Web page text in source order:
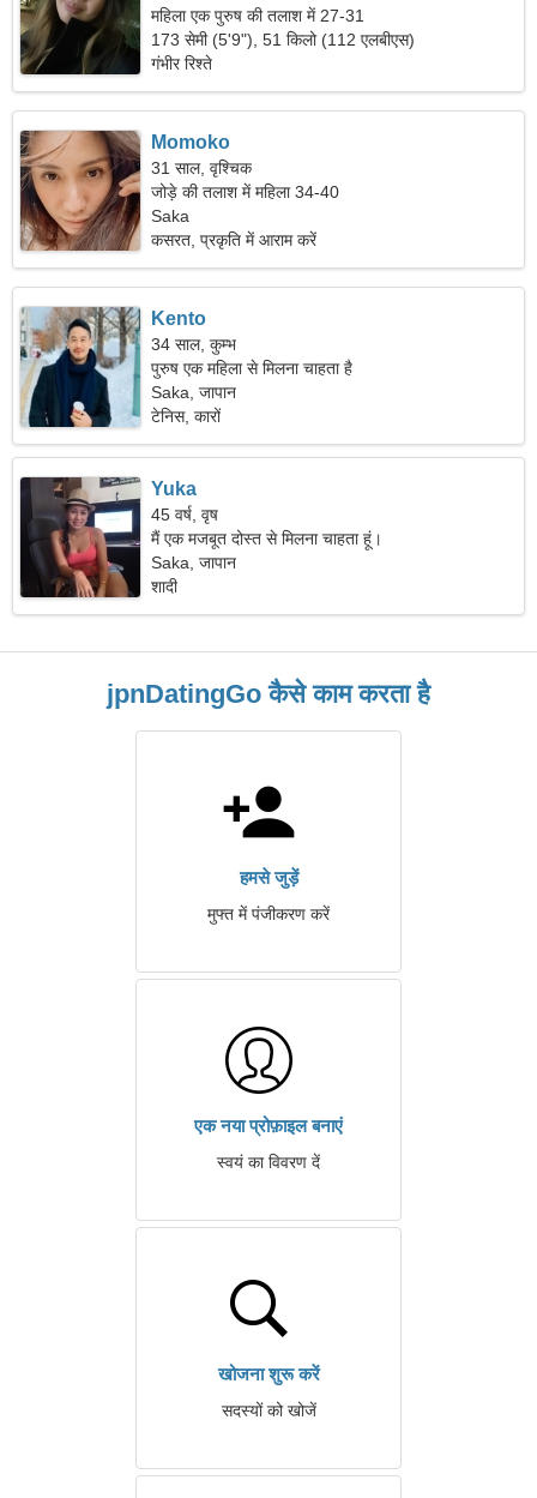
महिला एक पुरुष की तलाश में 27-31
173 सेमी (5'9"), 51 किलो (112 एलबीएस)
गंभीर रिश्ते
Momoko
31 साल, वृश्चिक
जोड़े की तलाश में महिला 34-40
Saka
कसरत, प्रकृति में आराम करें
Kento
34 साल, कुम्भ
पुरुष एक महिला से मिलना चाहता है
Saka, जापान
टेनिस, कारों
Yuka
45 वर्ष, वृष
मैं एक मजबूत दोस्त से मिलना चाहता हूं।
Saka, जापान
शादी
jpnDatingGo कैसे काम करता है
हमसे जुड़ें
मुफ्त में पंजीकरण करें
एक नया प्रोफ़ाइल बनाएं
स्वयं का विवरण दें
खोजना शुरू करें
सदस्यों को खोजें